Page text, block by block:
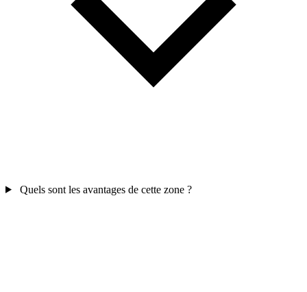
Quels sont les avantages de cette zone ?